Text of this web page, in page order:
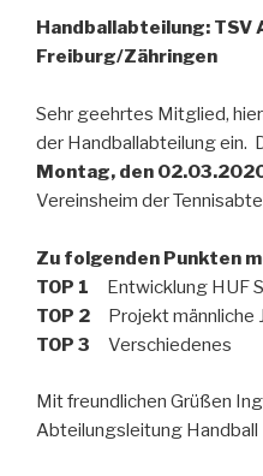
Handballabteilung: TSV
Freiburg/Zähringen
Sehr geehrtes Mitglied,
der Handballabteilung ein.
Montag, den
Vereinsheim der
Zu folgenden Punkten
TOP 1
Entwicklung HUF
TOP 2
Projekt männliche
TOP 3 Verschiedenes
Mit freundlichen Grüßen
Abteilungsleitung Handball